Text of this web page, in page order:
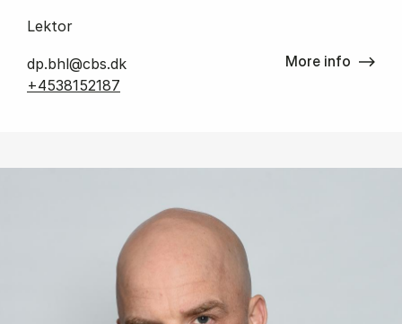
Lektor
dp.bhl@cbs.dk
+4538152187
More info